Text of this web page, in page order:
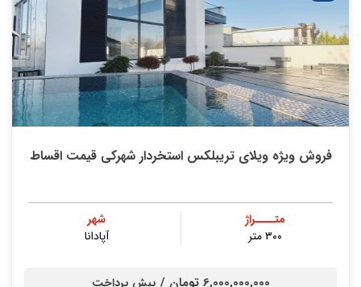
فروش ویژه ویلای تریبلکس استخردار شهرکی قیمت اقساط
متــــراژ
۳۰۰ متر
شهر
آپادانا
6,000,000,000 تومان / پیش پرداخت